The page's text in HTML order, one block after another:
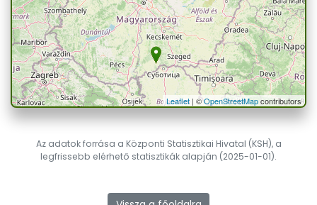
Leaflet| ©OpenStreetMapcontributors
Az adatok forrása a Központi Statisztikai Hivatal (KSH), a
legfrissebb elérhető statisztikák alapján (2025-01-01).